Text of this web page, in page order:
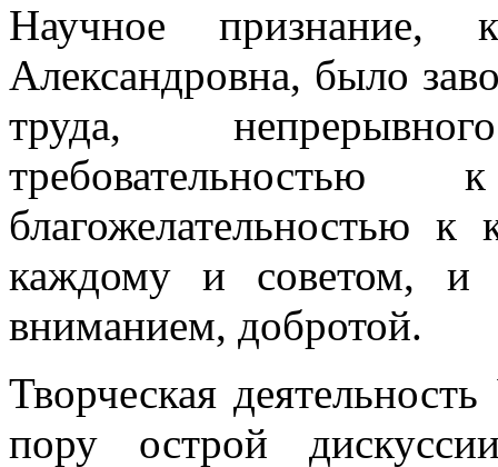
Научное признание,
Александровна, было
труда,
благожелательностью к
каждому и советом, и
вниманием, добротой.
Творческая
пору острой